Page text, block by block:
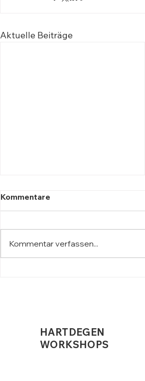
Aktuelle Beiträge
Kommentare
Kommentar verfassen...
HARTDEGEN
WORKSHOPS